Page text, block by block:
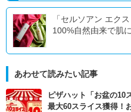
「セルソアン エク
100%自然由来で肌
あわせて読みたい記事
ピザハット「お盆の10
最大60スライス獲得！